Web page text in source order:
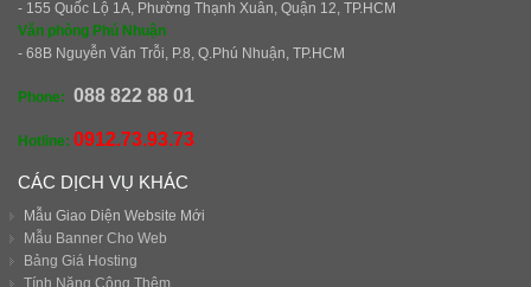
- 155 Quốc Lộ 1A, Phường Thạnh Xuân, Quận 12, TP.HCM
Văn phòng Phú Nhuận
- 68B Nguyễn Văn Trỗi, P.8, Q.Phú Nhuận, TP.HCM
Phone: 088 822 88 01
Hotline: 0912.73.93.73
CÁC DỊCH VỤ KHÁC
Mẫu Giao Diện Website Mới
Mẫu Banner Cho Web
Bảng Giá Hosting
Tính Năng Cộng Thêm